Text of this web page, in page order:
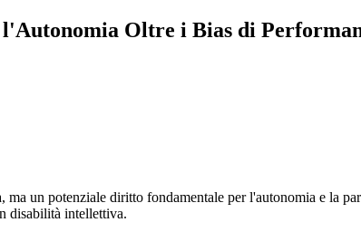
Oltre i Bias di
un potenziale diritto fondamentale per l'autonomia e la
disabilità intellettiva.